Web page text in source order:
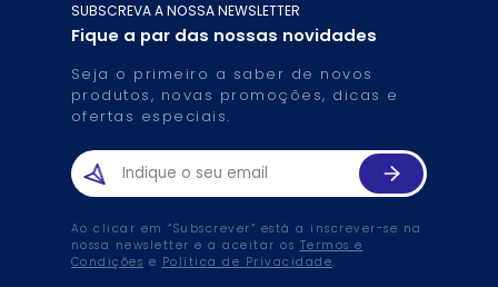
SUBSCREVA A NOSSA NEWSLETTER
Fique a par das nossas novidades
Seja o primeiro a saber de novos
produtos, novas promoções, dicas e
ofertas especiais.
Ao clicar em “Subscrever” está a inscrever-se na
nossa newsletter e a aceitar os Termos e
Condições e Política de Privacidade.